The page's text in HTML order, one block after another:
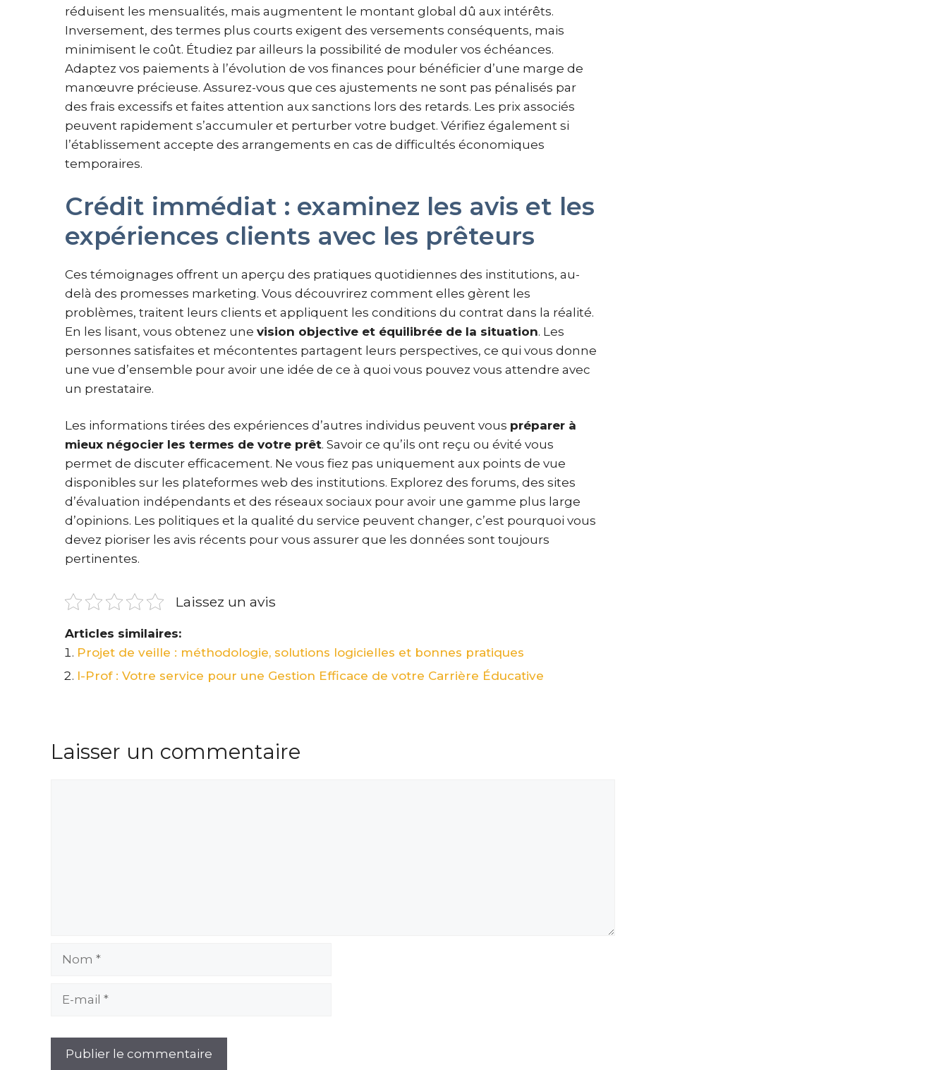
réduisent les mensualités, mais augmentent le montant global dû aux intérêts.
Inversement, des termes plus courts exigent des versements conséquents, mais
minimisent le coût. Étudiez par ailleurs la possibilité de moduler vos échéances.
Adaptez vos paiements à l’évolution de vos finances pour bénéficier d’une marge de
manœuvre précieuse. Assurez-vous que ces ajustements ne sont pas pénalisés par
des frais excessifs et faites attention aux sanctions lors des retards. Les prix associés
peuvent rapidement s’accumuler et perturber votre budget. Vérifiez également si
l’établissement accepte des arrangements en cas de difficultés économiques
temporaires.
Crédit immédiat : examinez les avis et les
expériences clients avec les prêteurs
Ces témoignages offrent un aperçu des pratiques quotidiennes des institutions, au-
delà des promesses marketing. Vous découvrirez comment elles gèrent les
problèmes, traitent leurs clients et appliquent les conditions du contrat dans la réalité.
En les lisant, vous obtenez une vision objective et équilibrée de la situation. Les
personnes satisfaites et mécontentes partagent leurs perspectives, ce qui vous donne
une vue d’ensemble pour avoir une idée de ce à quoi vous pouvez vous attendre avec
un prestataire.
Les informations tirées des expériences d’autres individus peuvent vous préparer à
mieux négocier les termes de votre prêt. Savoir ce qu’ils ont reçu ou évité vous
permet de discuter efficacement. Ne vous fiez pas uniquement aux points de vue
disponibles sur les plateformes web des institutions. Explorez des forums, des sites
d’évaluation indépendants et des réseaux sociaux pour avoir une gamme plus large
d’opinions. Les politiques et la qualité du service peuvent changer, c’est pourquoi vous
devez pioriser les avis récents pour vous assurer que les données sont toujours
pertinentes.
Laissez un avis
Articles similaires:
Projet de veille : méthodologie, solutions logicielles et bonnes pratiques
I-Prof : Votre service pour une Gestion Efficace de votre Carrière Éducative
Laisser un commentaire